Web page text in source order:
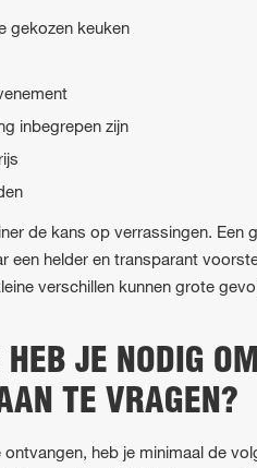
gekozen keuken
inbegrepen zijn
de kans op verrassingen. Een
een helder en transparant
verschillen kunnen grote
JE NODIG
TE VRAGEN?
heb je minimaal de